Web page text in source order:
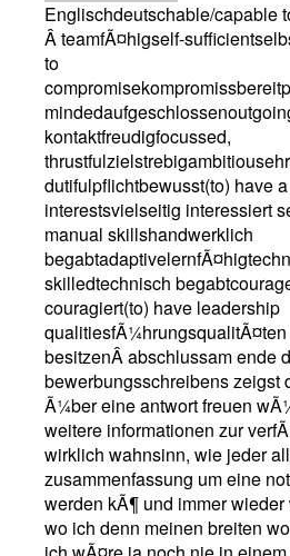
Englischdeutschable/capable
Â teamfÃ¤higself-
to
kontaktfreudigfocussed,
dutifulpflichtbewusst(to) have
interestsvielseitig interessiert
manual skillshandwerklich
skilledtechnisch
couragiert(to) have leadership
qualitiesfÃ¼hrungsqualitÃ¤ten
besitzenÂ abschlussam ende
bewerbungsschreibens zeigst
Ã¼ber eine antwort freuen
weitere informationen zur
wirklich wahnsinn, wie jeder
zusammenfassung um eine
werden kÃ¶ und immer
wo ich denn meinen breiten